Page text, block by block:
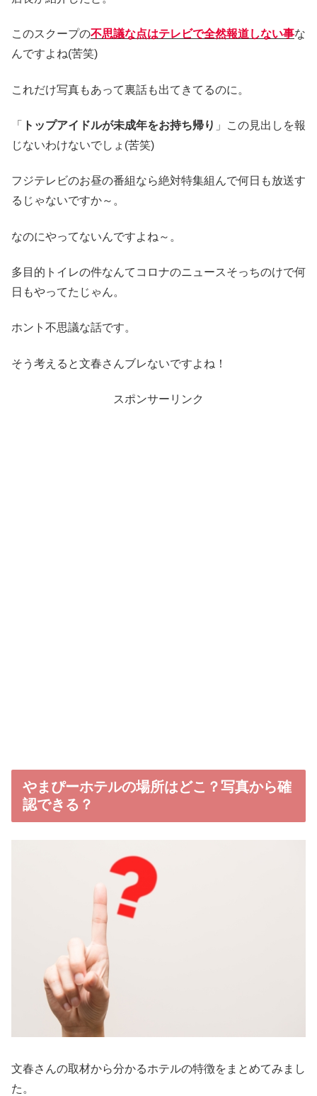
このスクープの不思議な点はテレビで全然報道しない事な
んですよね(苦笑)
これだけ写真もあって裏話も出てきてるのに。
「 トップアイドルが未成年をお持ち帰り 」この見出しを報
じないわけないでしょ(苦笑)
フジテレビのお昼の番組なら絶対特集組んで何日も放送す
るじゃないですか～。
なのにやってないんですよね～。
多目的トイレの件なんてコロナのニュースそっちのけで何
日もやってたじゃん。
ホント不思議な話です。
そう考えると文春さんブレないですよね！
スポンサーリンク
やまぴーホテルの場所はどこ？写真から確
認できる？
文春さんの取材から分かるホテルの特徴をまとめてみまし
た。